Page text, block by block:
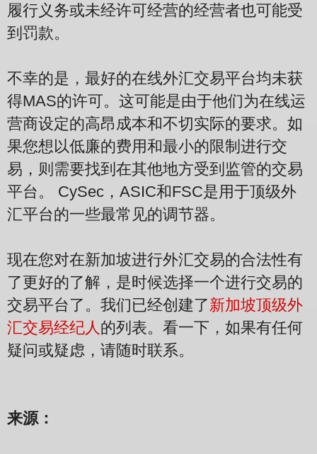
履行义务或未经许可经营的经营者也可能受
到罚款。
不幸的是，最好的在线外汇交易平台均未获
得MAS的许可。这可能是由于他们为在线运
营商设定的高昂成本和不切实际的要求。如
果您想以低廉的费用和最小的限制进行交
易，则需要找到在其他地方受到监管的交易
平台。 CySec，ASIC和FSC是用于顶级外
汇平台的一些最常见的调节器。
现在您对在新加坡进行外汇交易的合法性有
了更好的了解，是时候选择一个进行交易的
交易平台了。我们已经创建了新加坡顶级外
汇交易经纪人 的列表。看一下，如果有任何
疑问或疑虑，请随时联系。
来源：